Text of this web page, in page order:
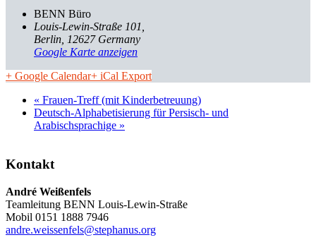
BENN Büro
Louis-Lewin-Straße 101
Berlin, 12627 Germany
Google Karte anzeigen
+ Google Calendar+ iCal Export
« Frauen-Treff (mit Kinderbetreuung)
Deutsch-Alphabetisierung für Persisch- und
Arabischsprachige »
Kontakt
André Weißenfels
Teamleitung BENN Louis-Lewin-Straße
Mobil 0151 1888 7946
andre.weissenfels@stephanus.org